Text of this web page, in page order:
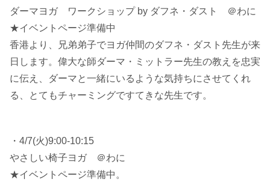
ダーマヨガ ワークショップ by ダフネ・ダスト ＠わに
★イベントページ準備中
香港より、兄弟弟子でヨガ仲間のダフネ・ダスト先生が来
日します。偉大な師ダーマ・ミットラー先生の教えを忠実
に伝え、ダーマと一緒にいるような気持ちにさせてくれ
る、とてもチャーミングですてきな先生です。
・4/7(火)9:00-10:15
やさしい椅子ヨガ ＠わに
★イベントページ準備中。